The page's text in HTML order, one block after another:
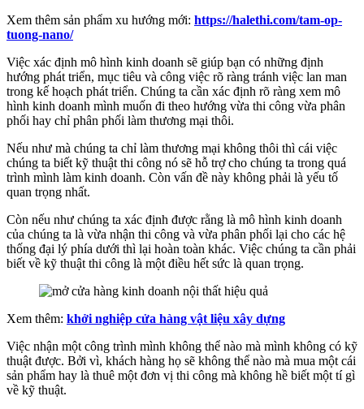
Xem thêm sản phẩm xu hướng mới: https://halethi.com/tam-op-
tuong-nano/
Việc xác định mô hình kinh doanh sẽ giúp bạn có những định
hướng phát triển, mục tiêu và công việc rõ ràng tránh việc lan man
trong kế hoạch phát triển. Chúng ta cần xác định rõ ràng xem mô
hình kinh doanh mình muốn đi theo hướng vừa thi công vừa phân
phối hay chỉ phân phối làm thương mại thôi.
Nếu như mà chúng ta chỉ làm thương mại không thôi thì cái việc
chúng ta biết kỹ thuật thi công nó sẽ hỗ trợ cho chúng ta trong quá
trình mình làm kinh doanh. Còn vấn đề này không phải là yếu tố
quan trọng nhất.
Còn nếu như chúng ta xác định được rằng là mô hình kinh doanh
của chúng ta là vừa nhận thi công và vừa phân phối lại cho các hệ
thống đại lý phía dưới thì lại hoàn toàn khác. Việc chúng ta cần phải
biết về kỹ thuật thi công là một điều hết sức là quan trọng.
Xem thêm: khởi nghiệp cửa hàng vật liệu xây dựng
Việc nhận một công trình mình không thể nào mà mình không có kỹ
thuật được. Bởi vì, khách hàng họ sẽ không thể nào mà mua một cái
sản phẩm hay là thuê một đơn vị thi công mà không hề biết một tí gì
về kỹ thuật.